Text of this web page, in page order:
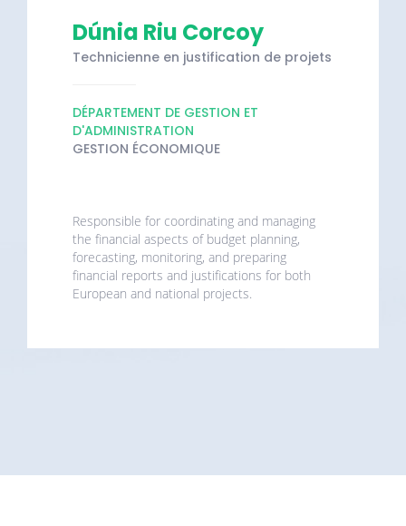
Dúnia Riu Corcoy
Technicienne en justification de projets
DÉPARTEMENT DE GESTION ET
D'ADMINISTRATION
GESTION ÉCONOMIQUE
Responsible for coordinating and managing
the financial aspects of budget planning,
forecasting, monitoring, and preparing
financial reports and justifications for both
European and national projects.